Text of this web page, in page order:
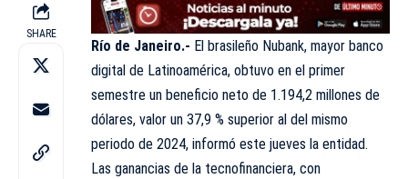
SHARE
Río de Janeiro.- El brasileño Nubank, mayor banco
digital de Latinoamérica, obtuvo en el primer
semestre un beneficio neto de 1.194,2 millones de
dólares, valor un 37,9 % superior al del mismo
periodo de 2024, informó este jueves la entidad.
Las ganancias de la tecnofinanciera, con